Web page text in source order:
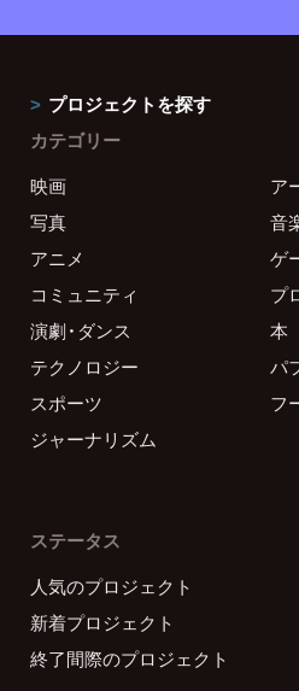
プロジェクトを探す
カテゴリー
映画
ア
写真
音
アニメ
ゲ
コミュニティ
プ
演劇・ダンス
本
テクノロジー
パ
スポーツ
フ
ジャーナリズム
ステータス
人気のプロジェクト
新着プロジェクト
終了間際のプロジェクト